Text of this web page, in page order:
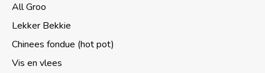
All Groo
Lekker Bekkie
Chinees fondue (hot pot)
Vis en vlees